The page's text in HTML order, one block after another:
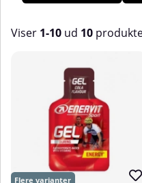
udvalg af produkter fra
Viser 1-10 ud 10